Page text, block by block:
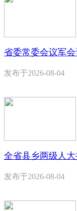
省委常委会议军
发布于2026-08-04
全省县乡两级人
发布于2026-08-04